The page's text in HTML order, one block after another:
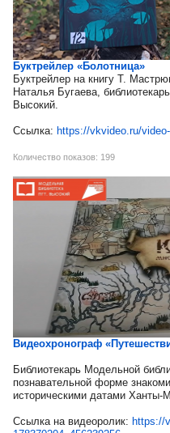
Буктрейлер «Болотница»
Буктрейлер на книгу Т.
Наталья Бугаева,
Высокий.
Ссылка: https://vkvideo.ru/
Количество показов: 199
Видеохронограф
Библиотекарь Модельной
познавательной форме
историческими датами Ханты-
Ссылка на видеоролик: https://